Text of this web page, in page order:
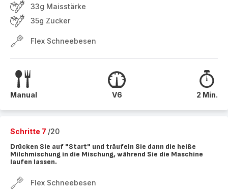
33g Maisstärke
35g Zucker
Flex Schneebesen
Manual V6 2 Min.
Schritte 7 /20
Drücken Sie auf "Start" und träufeln Sie dann die heiße
Milchmischung in die Mischung, während Sie die Maschine
laufen lassen.
Flex Schneebesen